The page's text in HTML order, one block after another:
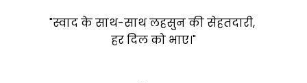
"स्वाद के साथ-साथ लहसुन की सेहतदारी,
हर दिल को भाए।"